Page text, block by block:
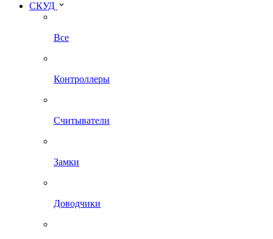
СКУД
Все
Контроллеры
Считыватели
Замки
Доводчики